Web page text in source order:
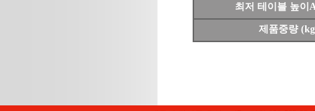
최저 테이블 높이
제품중량